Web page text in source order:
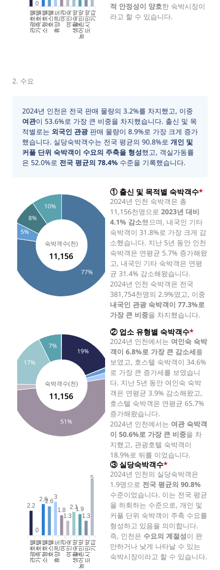
0
관광호텔가족호텔소형호텔호스텔휴양콘도여관여인숙생활숙박농어촌민박도시민박기타
적 안정성이 양호한 숙박시장이
라고 할 수 있습니다.
2. 수요
2024년 인천은 전국 판매 물량의 3.2%를 차지했고, 이중
여관이 53.6%로 가장 큰 비중을 차지했습니다. 출신 및 목
적별로는 외국인 관광판매 물량이 8.9%로 가장 크게 증가
했습니다. 실당숙박객수는 전국 평균의 90.8%로 개인 및
커플 단위 숙박객이 수요의 주축을 형성했고, 객실가동률
은 52.0%로 전국 평균의 78.4% 수준을 기록했습니다.
77%
5%
8%
10%
11,156
① 출신 및 목적별 숙박객수*
2024년 인천 숙박객은 총
11,156천명으로 2023년 대비
4.1% 감소했으며, 내국인 기타
숙박객이 31.8%로 가장 크게 감
소했습니다. 지난 5년 동안 인천
숙박객은 연평균 5.7% 증가해왔
고, 내국인 기타 숙박객은 연평
균 31.4% 감소해왔습니다.
2024년 인천 숙박객은 전국
381,754천명의 2.9%였고, 이중
내국인 관광 숙박객이 77.3%로
가장 큰 비중을 차지했습니다.
19%
51%
17%
7%
11,156
② 업소 유형별 숙박객수*
2024년 인천에서는 여인숙 숙박
객이 6.8%로 가장 큰 감소세를
보였고, 호스텔 숙박객이 34.6%
로 가장 큰 증가세를 보였습니
다. 지난 5년 동안 여인숙 숙박
객은 연평균 3.9% 감소해왔고,
호스텔 숙박객은 연평균 65.7%
증가해왔습니다.
2024년 인천에서는 여관 숙박객
이 50.6%로 가장 큰 비중을 차
지했고, 관광호텔 숙박객이
18.9%로 뒤를 이었습니다.
2.2
0
2.82.6
3
1.8
1.3
2.11.9
1.3
5
관광호텔가족호텔소형호텔호스텔휴양콘도여관여인숙생활숙박농어촌민박도시민박기타
③ 실당숙박객수*
2024년 인천의 실당숙박객은
1.9명으로 전국 평균의 90.8%
수준이었습니다. 이는 전국 평균
을 하회하는 수준으로, 개인 및
커플 단위 숙박객이 주축 수요를
형성하고 있음을 의미합니다.
즉, 인천은 수요의 계절성이 완
만하거나 낮게 나타날 수 있는
숙박시장이라고 할 수 있습니다.